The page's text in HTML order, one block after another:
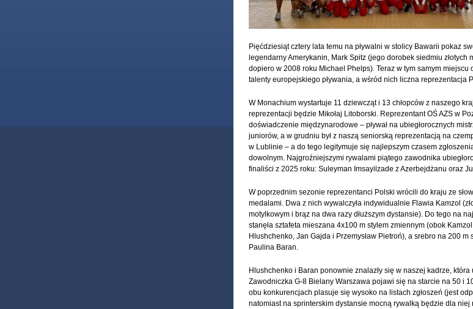
Pięćdziesiąt cztery lata temu na pływalni w stolicy Bawarii pokaz
legendarny Amerykanin, Mark Spitz (jego dorobek siedmiu złotych
dopiero w 2008 roku Michael Phelps). Teraz w tym samym miejscu
talenty europejskiego pływania, a wśród nich liczna reprezentacja
W Monachium wystartuje 11 dziewcząt i 13 chłopców z naszego
reprezentacji będzie Mikołaj Litoborski. Reprezentant OŚ AZS w
doświadczenie międzynarodowe – pływał na ubiegłorocznych
juniorów, a w grudniu był z naszą seniorską reprezentacją na
w Lublinie – a do tego legitymuje się najlepszym czasem
dowolnym. Najgroźniejszymi rywalami piątego zawodnika
finaliści z 2025 roku: Suleyman Imsayilzade z Azerbejdżanu oraz
W poprzednim sezonie reprezentanci Polski wrócili do kraju ze
medalami. Dwa z nich wywalczyła indywidualnie Flawia Kamzol
motylkowym i brąz na dwa razy dłuższym dystansie). Do tego na
stanęła sztafeta mieszana 4x100 m stylem zmiennym (obok
Hlushchenko, Jan Gajda i Przemysław Pietroń), a srebro na 200 m
Paulina Baran.
Hlushchenko i Baran ponownie znalazły się w naszej kadrze, która
Zawodniczka G-8 Bielany Warszawa pojawi się na starcie na 50 i
obu konkurencjach plasuje się wysoko na listach zgłoszeń (jest
natomiast na sprinterskim dystansie mocną rywalką będzie dla niej